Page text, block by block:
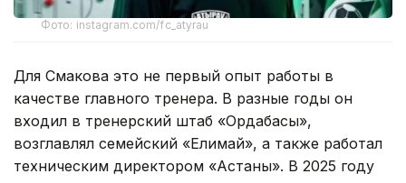
Фото: instagram.com/fc_atyrau
Для Смакова это не первый опыт работы в
качестве главного тренера. В разные годы он
входил в тренерский штаб «Ордабасы»,
возглавлял семейский «Елимай», а также работал
техническим директором «Астаны». В 2025 году